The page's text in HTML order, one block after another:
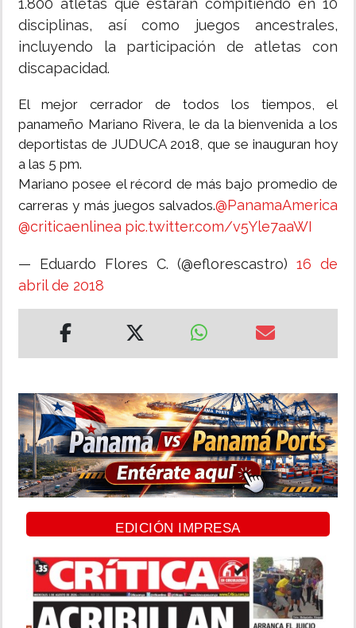
1.800 atletas que estarán compitiendo en 10
disciplinas, así como juegos ancestrales,
incluyendo la participación de atletas con
discapacidad.
El mejor cerrador de todos los tiempos, el
panameño Mariano Rivera, le da la bienvenida a los
deportistas de JUDUCA 2018, que se inauguran hoy
a las 5 pm.
Mariano posee el récord de más bajo promedio de
carreras y más juegos salvados.@PanamaAmerica
@criticaenlinea pic.twitter.com/v5Yle7aaWI
— Eduardo Flores C. (@eflorescastro) 16 de
abril de 2018
EDICIÓN IMPRESA